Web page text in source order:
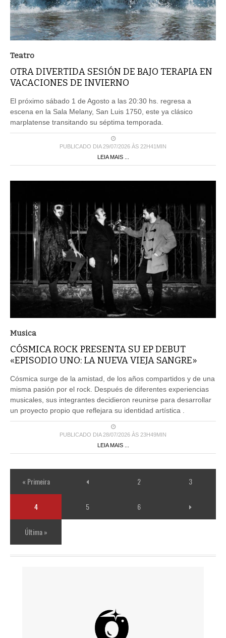
Teatro
OTRA DIVERTIDA SESIÓN DE BAJO TERAPIA EN
VACACIONES DE INVIERNO
El próximo sábado 1 de Agosto a las 20:30 hs. regresa a
escena en la Sala Melany, San Luis 1750, este ya clásico
marplatense transitando su séptima temporada.
PUBLICADO DIA 29/07/2026 ÀS 22H41MIN
LEIA MAIS ...
Musica
CÓSMICA ROCK PRESENTA SU EP DEBUT
«EPISODIO UNO: LA NUEVA VIEJA SANGRE»
Cósmica surge de la amistad, de los años compartidos y de una
misma pasión por el rock. Después de diferentes experiencias
musicales, sus integrantes decidieron reunirse para desarrollar
un proyecto propio que reflejara su identidad artística .
PUBLICADO DIA 28/07/2026 ÀS 23H49MIN
LEIA MAIS ...
« Primeira 2 3
4 5 6
Última »